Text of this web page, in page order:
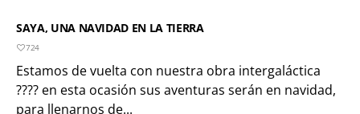
SAYA, UNA NAVIDAD EN LA TIERRA
724
Estamos de vuelta con nuestra obra intergaláctica
???? en esta ocasión sus aventuras serán en navidad,
para llenarnos de...